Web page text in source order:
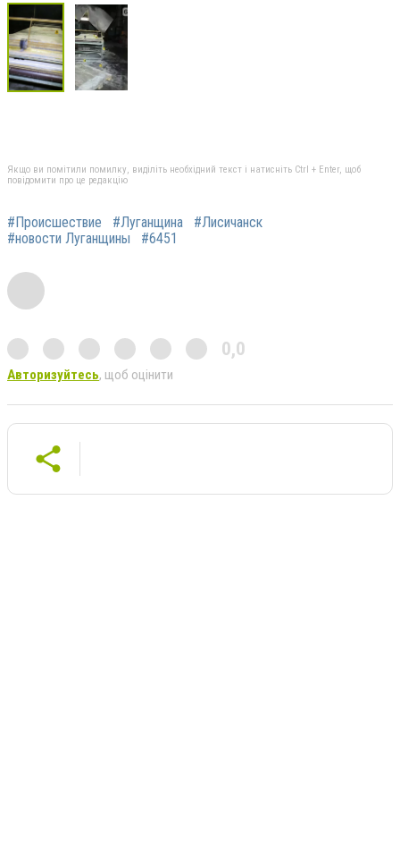
Якщо ви помітили помилку, виділіть необхідний текст і натисніть Ctrl + Enter, щоб
повідомити про це редакцію
#Происшествие #Луганщина
#Лисичанск
#новости Луганщины
#6451
0,0
Авторизуйтесь, щоб оцінити